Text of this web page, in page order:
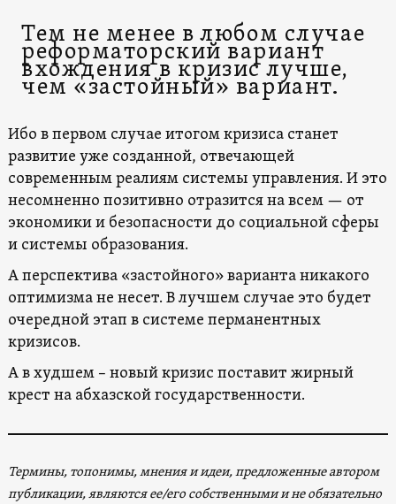
Тем не менее в любом случае
реформаторский вариант
вхождения в кризис лучше,
чем «застойный» вариант.
Ибо в первом случае итогом кризиса станет
развитие уже созданной, отвечающей
современным реалиям системы управления. И это
несомненно позитивно отразится на всем — от
экономики и безопасности до социальной сферы
и системы образования.
А перспектива «застойного» варианта никакого
оптимизма не несет. В лучшем случае это будет
очередной этап в системе перманентных
кризисов.
А в худшем – новый кризис поставит жирный
крест на абхазской государственности.
Термины, топонимы, мнения и идеи, предложенные автором
публикации, являются ее/его собственными и не обязательно